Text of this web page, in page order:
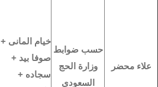
علاء محضر
حسب ضوابط
وزارة الحج
السعودى
خيام المانى +
صوفا بيد +
سجاده +